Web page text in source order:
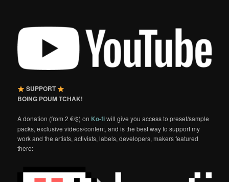
SUPPORT
BOING POUM TCHAK!
A donation (from 2 €/$) on Ko-fiwill give you access to preset/sample
packs, exclusive videos/content, and is the best way to support my
work and the artists, activists, labels, developers, makers featured
there: